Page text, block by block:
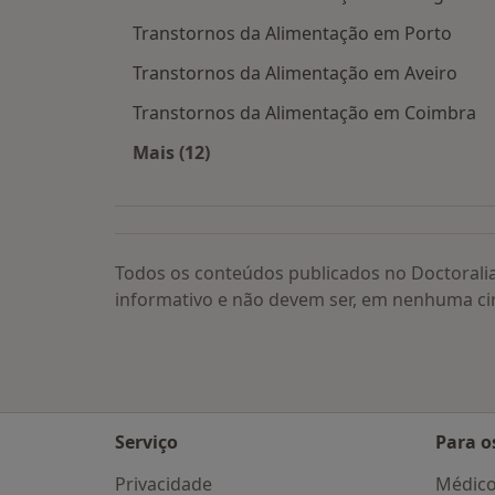
Transtornos da Alimentação em Porto
Transtornos da Alimentação em Aveiro
Transtornos da Alimentação em Coimbra
Mais (12)
Todos os conteúdos publicados no
informativo e não devem ser, em nenhuma
Serviço
Privacidade
Para